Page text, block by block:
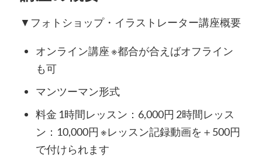
▼フォトショップ・イラストレーター講座概要
オンライン講座 ※都合が合えばオフライン
も可
マンツーマン形式
料金 1時間レッスン：6,000円 2時間レッス
ン：10,000円 ※レッスン記録動画を＋500円
で付けられます